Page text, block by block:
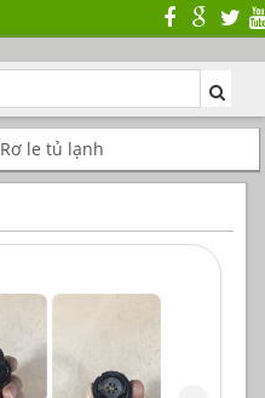
Rơ le tủ lạnh